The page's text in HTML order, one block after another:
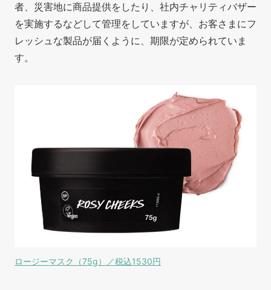
者、災害地に商品提供をしたり、社内チャリティバザー
を実施するなどして管理をしていますが、お客さまにフ
レッシュな製品が届くように、期限が定められていま
す。
ロージーマスク（75g）／税込1530円